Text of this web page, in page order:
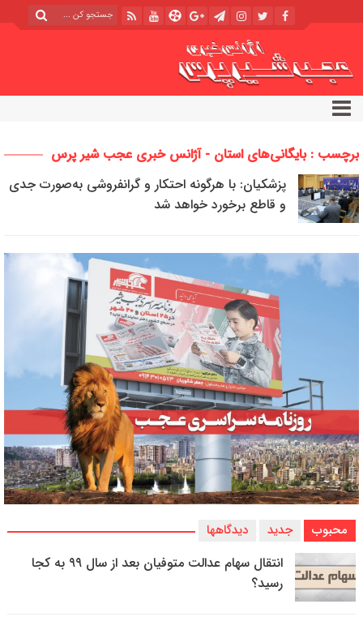
برچسب : بایگانی‌های استان - آژانس خبری عجب شیر پرس
پزشکیان: با هرگونه احتکار و گرانفروشی به‌صورت جدی
و قاطع برخورد خواهد شد
محبوب جدید دیدگاهها
انتقال سهام عدالت متوفیان بعد از سال ۹۹ به کجا
رسید؟